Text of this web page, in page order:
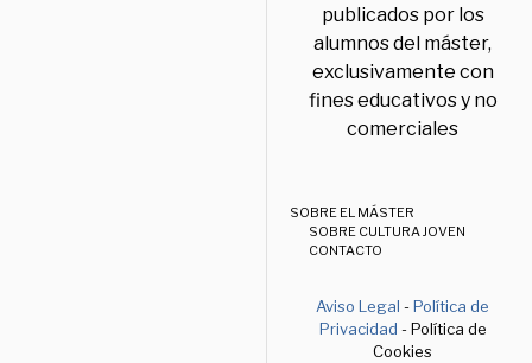
publicados por los
alumnos del máster,
exclusivamente con
fines educativos y no
comerciales
SOBRE EL MÁSTER
SOBRE CULTURA JOVEN
CONTACTO
Aviso Legal -Política de
Privacidad - Política de
Cookies